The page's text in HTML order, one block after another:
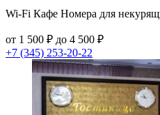
Wi-Fi Кафе Номера для
от 1 500 ₽ до 4 500 ₽
+7 (345) 253-20-22